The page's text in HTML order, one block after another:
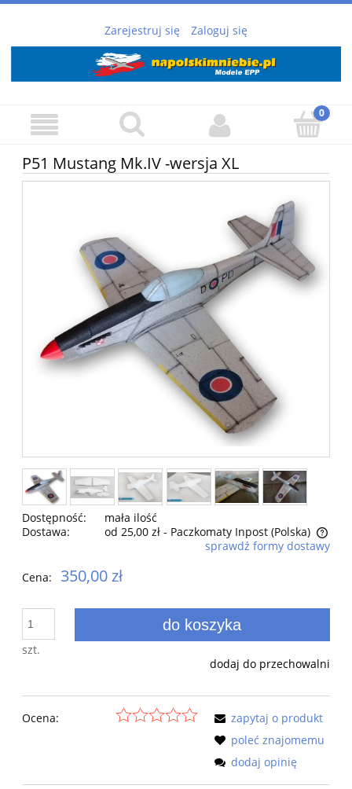
Zarejestruj się Zaloguj się
P51 Mustang Mk.IV -wersja XL
Dostępność:
mała ilość
Dostawa:
od 25,00 zł - Paczkomaty Inpost (Polska)
Cena nie zawiera ewentualnych kosztów płatności
sprawdź formy dostawy
Cena: 350,00 zł
szt.
do koszyka
dodaj do przechowalni
Ocena:
zapytaj o produkt
poleć znajomemu
dodaj opinię